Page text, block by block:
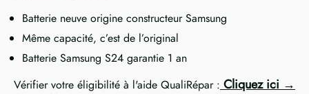
Batterie neuve origine constructeur Samsung
Même capacité, c’est de l’original
Batterie Samsung S24 garantie 1 an
Vérifier votre éligibilité à l'aide QualiRépar : Cliquez ici